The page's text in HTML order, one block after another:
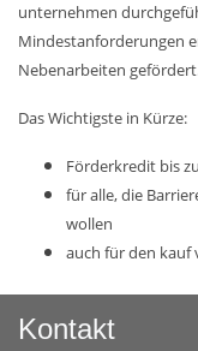
unternehmen
Mindestanforderungen
Nebenarbeiten
Das Wichtigste in Kürze:
Förderkredit bis
für alle, die
wollen
auch für den
Kontakt